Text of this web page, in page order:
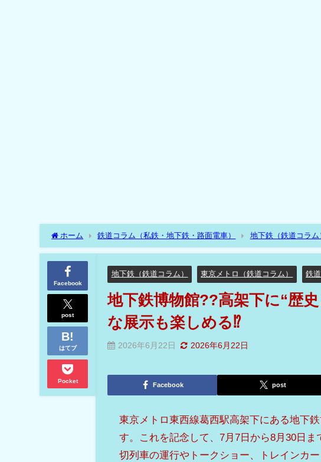
ホーム 鉄道コラム（私鉄・地下鉄・路面電車） 地下鉄（鉄道コラム
クな展示も楽しめる⁉
Facebook
post
はてブ
Pocket
地下鉄（鉄道コラム） 東京メトロ（鉄道コラム） 鉄
地下鉄博物館??高架下に“歴
な展示も楽しめる⁉
2026年6月22日 2026年6月22日
Facebook post
東京メトロ東西線葛西駅高架下にある地下
す。これを記念して、7月7日から8月30日
切列車の運行やトークショー、トレインカ